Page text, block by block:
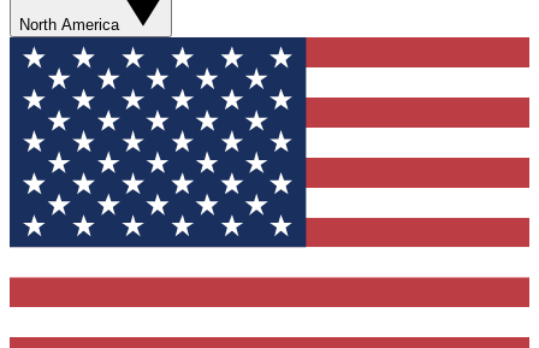
North America